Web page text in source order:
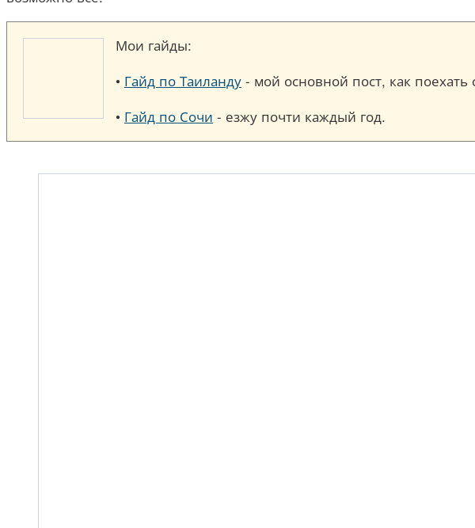
Мои гайды:
• Гайд по Таиланду - мой основной пост, как поехать
• Гайд по Сочи - езжу почти каждый год.